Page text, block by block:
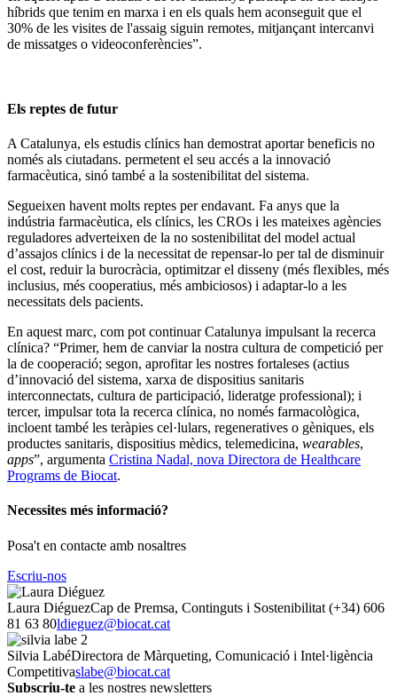
híbrids que tenim en marxa i en els quals hem aconseguit que el
30% de les visites de l'assaig siguin remotes, mitjançant intercanvi
de missatges o videoconferències”.
Els reptes de futur
A Catalunya, els estudis clínics han demostrat aportar beneficis no
només als ciutadans. permetent el seu accés a la innovació
farmacèutica, sinó també a la sostenibilitat del sistema.
Segueixen havent molts reptes per endavant. Fa anys que la
indústria farmacèutica, els clínics, les CROs i les mateixes agències
reguladores adverteixen de la no sostenibilitat del model actual
d’assajos clínics i de la necessitat de repensar-lo per tal de disminuir
el cost, reduir la burocràcia, optimitzar el disseny (més flexibles, més
inclusius, més cooperatius, més ambiciosos) i adaptar-lo a les
necessitats dels pacients.
En aquest marc, com pot continuar Catalunya impulsant la recerca
clínica? “Primer, hem de canviar la nostra cultura de competició per
la de cooperació; segon, aprofitar les nostres fortaleses (actius
d’innovació del sistema, xarxa de dispositius sanitaris
interconnectats, cultura de participació, lideratge professional); i
tercer, impulsar tota la recerca clínica, no només farmacològica,
incloent també les teràpies cel·lulars, regeneratives o gèniques, els
productes sanitaris, dispositius mèdics, telemedicina, wearables,
apps”, argumenta Cristina Nadal, nova Directora de Healthcare
Programs de Biocat.
Necessites més informació?
Posa't en contacte amb nosaltres
Escriu-nos
Laura DiéguezCap de Premsa, Continguts i Sostenibilitat (+34) 606
81 63 80ldieguez@biocat.cat
Silvia LabéDirectora de Màrqueting, Comunicació i Intel·ligència
Competitivaslabe@biocat.cat
Subscriu-te a les nostres newsletters